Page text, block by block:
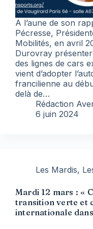
A l’aune de son
Pécresse,
Mobilités, en avril
Durovray
des lignes de cars
vient d’adopter
francilienne au
delà de…
Rédaction
6 juin 2024
Les Mardis,
Mardi 12 mars : «
transition verte et
internationale